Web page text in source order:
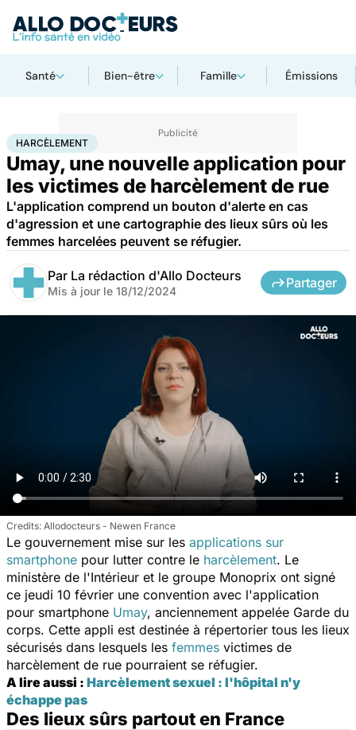
Santé Bien-être Famille Émissions
AccueilSantéHarcèlement
HARCÈLEMENT
Umay, une nouvelle application pour
les victimes de harcèlement de rue
L'application comprend un bouton d'alerte en cas
d'agression et une cartographie des lieux sûrs où les
femmes harcelées peuvent se réfugier.
Par La rédaction d'Allo Docteurs
Mis à jour le 18/12/2024
Partager
Allodocteurs - Newen France
Le gouvernement mise sur les applications sur
smartphone pour lutter contre le harcèlement. Le
ministère de l'Intérieur et le groupe Monoprix ont signé
ce jeudi 10 février une convention avec l'application
pour smartphone Umay, anciennement appelée Garde du
corps. Cette appli est destinée à répertorier tous les lieux
sécurisés dans lesquels les femmes victimes de
harcèlement de rue pourraient se réfugier.
A lire aussi : Harcèlement sexuel : l'hôpital n'y
échappe pas
Des lieux sûrs partout en France